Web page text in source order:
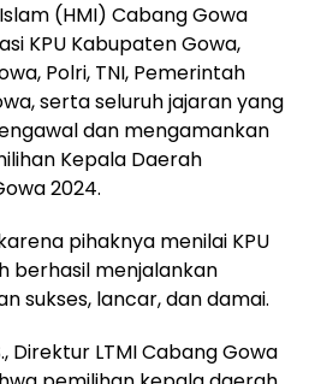
(HMI) Cabang Gowa
KPU Kabupaten Gowa,
Polri, TNI, Pemerintah
serta seluruh jajaran yang
dan mengamankan
Kepala Daerah
2024.
pihaknya menilai KPU
berhasil menjalankan
sukses, lancar, dan damai.
Direktur LTMI Cabang Gowa